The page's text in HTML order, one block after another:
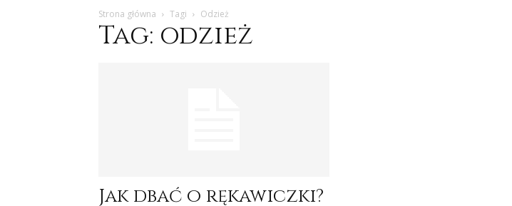
Strona główna Tagi Odzież
Tag: odzież
Jak dbać o rękawiczki?